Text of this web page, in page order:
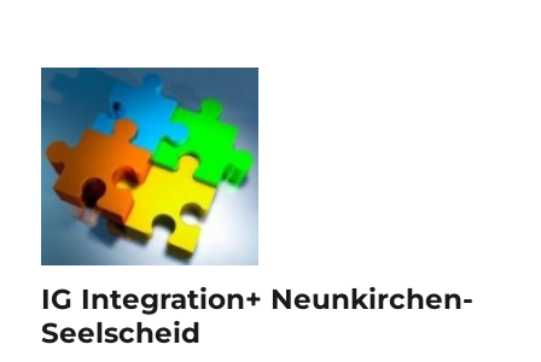
IG Integration+ Neunkirchen-
Seelscheid